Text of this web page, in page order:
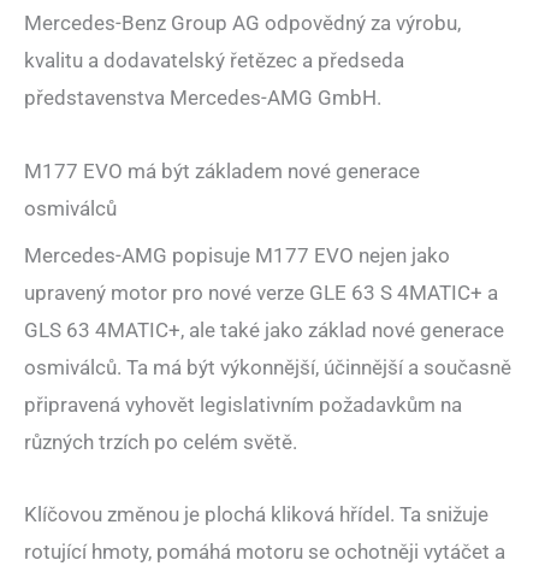
Mercedes-Benz Group AG odpovědný za výrobu,
kvalitu a dodavatelský řetězec a předseda
představenstva Mercedes-AMG GmbH.
M177 EVO má být základem nové generace
osmiválců
Mercedes-AMG popisuje M177 EVO nejen jako
upravený motor pro nové verze GLE 63 S 4MATIC+ a
GLS 63 4MATIC+, ale také jako základ nové generace
osmiválců. Ta má být výkonnější, účinnější a současně
připravená vyhovět legislativním požadavkům na
různých trzích po celém světě.
Klíčovou změnou je plochá kliková hřídel. Ta snižuje
rotující hmoty, pomáhá motoru se ochotněji vytáčet a